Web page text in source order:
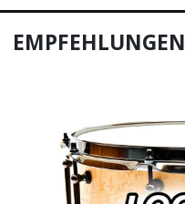
EMPFEHLUNGEN